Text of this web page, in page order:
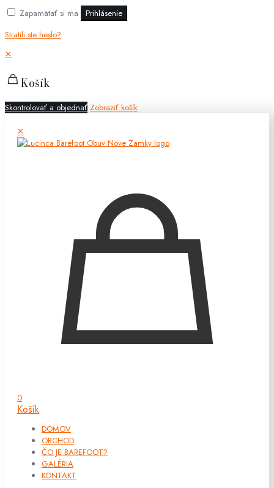
Zapamätať si ma
Prihlásenie
Stratili ste heslo?
✕
Košík
Skontrolovať a objednať Zobraziť košík
✕
0
Košík
DOMOV
OBCHOD
ČO JE BAREFOOT?
GALÉRIA
KONTAKT